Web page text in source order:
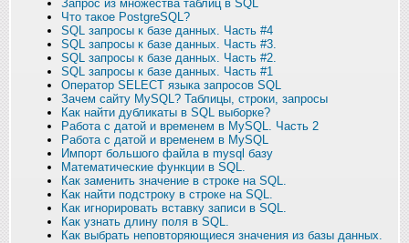
Запрос из множества таблиц в SQL
Что такое PostgreSQL?
SQL запросы к базе данных. Часть #4
SQL запросы к базе данных. Часть #3.
SQL запросы к базе данных. Часть #2.
SQL запросы к базе данных. Часть #1
Оператор SELECT языка запросов SQL
Зачем сайту MySQL? Таблицы, строки, запросы
Как найти дубликаты в SQL выборке?
Работа с датой и временем в MySQL. Часть 2
Работа с датой и временем в MySQL
Импорт большого файла в mysql базу
Математические функции в SQL.
Как заменить значение в строке на SQL.
Как найти подстроку в строке на SQL.
Как игнорировать вставку записи в SQL.
Как узнать длину поля в SQL.
Как выбрать неповторяющиеся значения из базы данных.